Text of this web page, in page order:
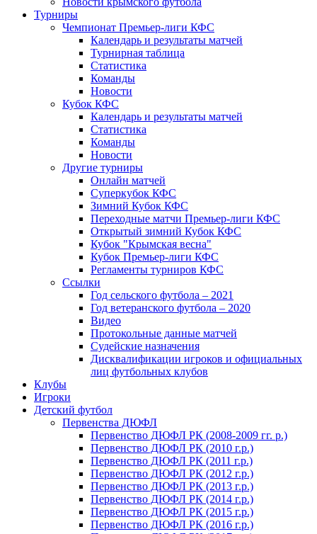
Турниры
Чемпионат Премьер-лиги КФС
Календарь и результаты матчей
Турнирная таблица
Статистика
Команды
Новости
Кубок КФС
Календарь и результаты матчей
Статистика
Команды
Новости
Другие турниры
Онлайн матчей
Суперкубок КФС
Зимний Кубок КФС
Переходные матчи Премьер-лиги КФС
Открытый зимний Кубок КФС
Кубок "Крымская весна"
Кубок Премьер-лиги КФС
Регламенты турниров КФС
Ссылки
Год сельского футбола – 2021
Год ветеранского футбола – 2020
Видео
Протокольные данные матчей
Судейские назначения
Дисквалификации игроков и официальных
лиц футбольных клубов
Клубы
Игроки
Детский футбол
Первенства ДЮФЛ
Первенство ДЮФЛ РК (2008-2009 гг. р.)
Первенство ДЮФЛ РК (2010 г.р.)
Первенство ДЮФЛ РК (2011 г.р.)
Первенство ДЮФЛ РК (2012 г.р.)
Первенство ДЮФЛ РК (2013 г.р.)
Первенство ДЮФЛ РК (2014 г.р.)
Первенство ДЮФЛ РК (2015 г.р.)
Первенство ДЮФЛ РК (2016 г.р.)